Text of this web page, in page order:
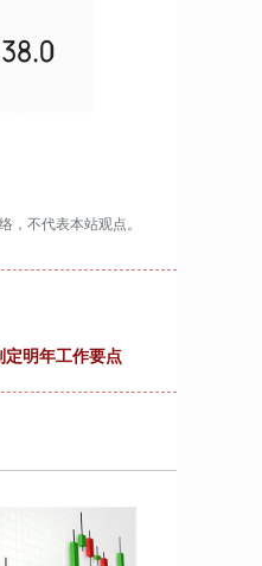
，不代表本站观点。
明年工作要点